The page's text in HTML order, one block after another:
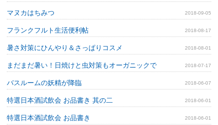
マヌカはちみつ 2018-09-05
フランクフルト生活便利帖 2018-08-17
暑さ対策にひんやり＆さっぱりコスメ 2018-08-01
まだまだ暑い！日焼けと虫対策もオーガニックで 2018-07-17
バスルームの妖精が降臨 2018-06-07
特選日本酒試飲会 お品書き 其の二 2018-06-01
特選日本酒試飲会 お品書き 2018-06-01